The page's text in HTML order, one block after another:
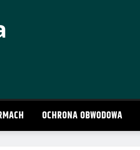
OCHRONA OBWODOWA